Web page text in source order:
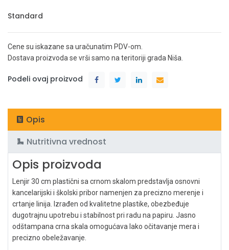
Standard
Cene su iskazane sa uračunatim PDV-om.
Dostava proizvoda se vrši samo na teritoriji grada Niša.
Podeli ovaj proizvod
Opis
Nutritivna vrednost
Opis proizvoda
Lenjir 30 cm plastični sa crnom skalom predstavlja osnovni
kancelarijski i školski pribor namenjen za precizno merenje i
crtanje linija. Izrađen od kvalitetne plastike, obezbeđuje
dugotrajnu upotrebu i stabilnost pri radu na papiru. Jasno
odštampana crna skala omogućava lako očitavanje mera i
precizno obeležavanje.